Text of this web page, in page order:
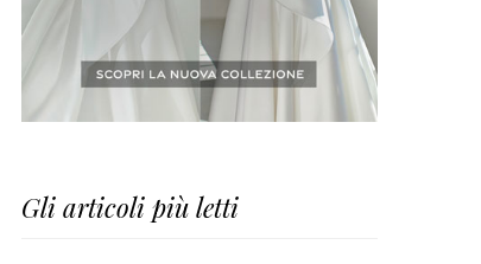
Gli articoli più letti